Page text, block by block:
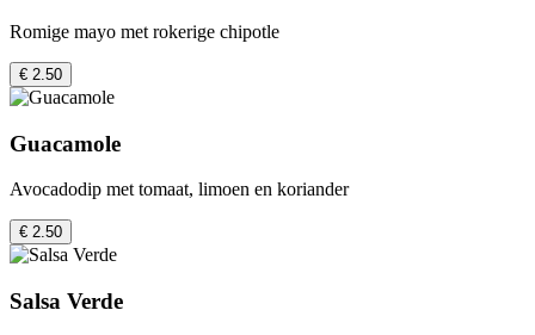
Romige mayo met rokerige chipotle
€ 2.50
Guacamole
Avocadodip met tomaat, limoen en koriander
€ 2.50
Salsa Verde